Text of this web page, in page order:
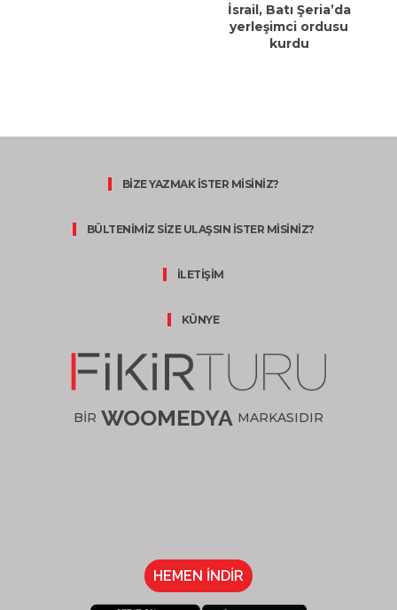
İsrail, Batı Şeria’da
yerleşimci ordusu
kurdu
BİZE YAZMAK İSTER MİSİNİZ?
BÜLTENİMİZ SİZE ULAŞSIN İSTER MİSİNİZ?
İLETİŞİM
KÜNYE
BİR WOOMEDYA MARKASIDIR
HEMEN İNDİR